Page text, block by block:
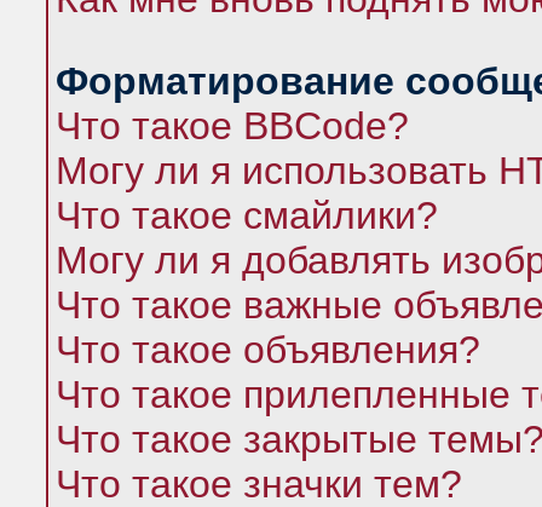
Форматирование
Что такое BBCode?
Могу ли я использовать
Что такое смайлики?
Могу ли я добавлять
Что такое важные
Что такое объявления?
Что такое прилепленные
Что такое закрытые
Что такое значки тем?